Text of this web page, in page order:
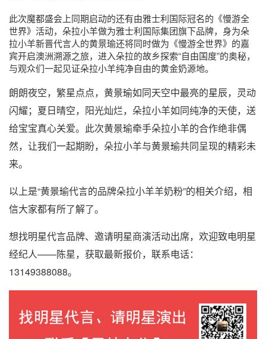
此次魔都盛会上同期启动的还有由雅士利国际冠名的《慢游全
世界》活动，朵拉小羊做为雅士利国际集团旗下品牌，身为朵
拉小羊新晋代言人的黄景瑜还将同时做为《慢游全世界》的嘉
宾开启澳洲溯源之旅，进入朵拉的故乡探索“自由国度”的奥秘，
与观众们一起见证朵拉小羊纯净自由的黄金奶源地。
朗朗夜空，繁星点点，黄景瑜如同天空中最亮的星辰，灵动
闪耀；夏日晴空，阳光灿烂，朵拉小羊如同纯净的天使，送
给宝宝真心关爱。此次黄景瑜牵手朵拉小羊的合作绝非偶
然，让我们一起期盼，朵拉小羊与黄景瑜共同呈现的精彩未
来。
以上是“黄景瑜代言的品牌朵拉小羊羊奶粉”的相关介绍，相
信大家都有所了解了。
想找明星代言品牌、邀请明星商演活动出席，欢迎致电明星
经纪人——陈星，获取最新报价，联系电话：
13149388088。